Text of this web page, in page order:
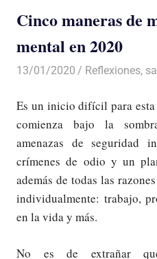
Cinco maneras de
mental en 2020
13/01/2020 De todo un
Reflexiones,
Es un inicio difícil para esta
comienza bajo la
amenazas de seguridad
crímenes de odio y un
además de todas las
individualmente: trabajo,
en la vida y más.
No es de extrañar